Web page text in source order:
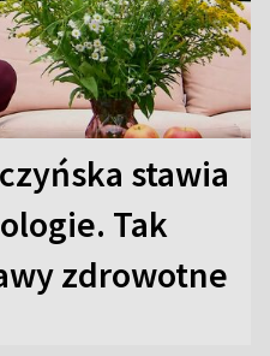
stawia
Tak
zdrowotne